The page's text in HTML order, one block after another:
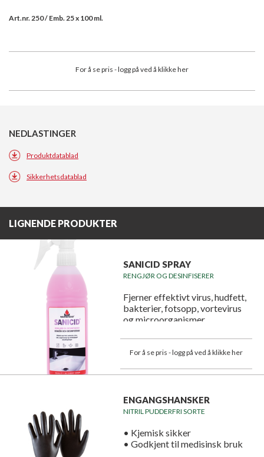
Art.nr. 250 / Emb. 25 x 100 ml.
For å se pris - logg på ved å klikke her
NEDLASTINGER
Produktdatablad
Sikkerhetsdatablad
LIGNENDE PRODUKTER
SANICID SPRAY
RENGJØR OG DESINFISERER
Fjerner effektivt virus, hudfett,
bakterier, fotsopp, vortevirus
og microorganismer.
For å se pris - logg på ved å klikke her
ENGANGSHANSKER
NITRIL PUDDERFRI SORTE
• Kjemisk sikker
• Godkjent til medisinsk bruk